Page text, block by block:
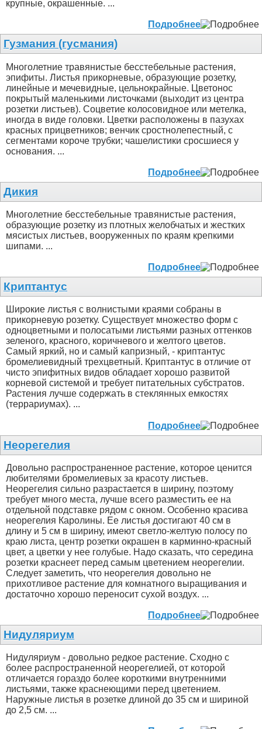
крупные, окрашенные. ...
Подробнее
Гузмания (гусмания)
Многолетние травянистые бесстебельные растения,
эпифиты. Листья прикорневые, образующие розетку,
линейные и мечевидные, цельнокрайные. Цветонос
покрытый маленькими листочками (выходит из центра
розетки листьев). Соцветие колосовидное или метелка,
иногда в виде головки. Цветки расположены в пазухах
красных прицветников; венчик сростнолепестный, с
сегментами короче трубки; чашелистики сросшиеся у
основания. ...
Подробнее
Дикия
Многолетние бесстебельные травянистые растения,
образующие розетку из плотных желобчатых и жестких
мясистых листьев, вооруженных по краям крепкими
шипами. ...
Подробнее
Криптантус
Широкие листья с волнистыми краями собраны в
прикорневую розетку. Существует множество форм с
одноцветными и полосатыми листьями разных оттенков
зеленого, красного, коричневого и желтого цветов.
Самый яркий, но и самый капризный, - криптантус
бромелиевидный трехцветный. Криптантус в отличие от
чисто эпифитных видов обладает хорошо развитой
корневой системой и требует питательных субстратов.
Растения лучше содержать в стеклянных емкостях
(террариумах). ...
Подробнее
Неорегелия
Довольно распространенное растение, которое ценится
любителями бромелиевых за красоту листьев.
Неорегелия сильно разрастается в ширину, поэтому
требует много места, лучше всего разместить ее на
отдельной подставке рядом с окном. Особенно красива
неорегелия Каролины. Ее листья достигают 40 см в
длину и 5 см в ширину, имеют светло-желтую полосу по
краю листа, центр розетки окрашен в карминно-красный
цвет, а цветки у нее голубые. Надо сказать, что середина
розетки краснеет перед самым цветением неорегелии.
Следует заметить, что неорегелия довольно не
прихотливое растение для комнатного выращивания и
достаточно хорошо переносит сухой воздух. ...
Подробнее
Нидуляриум
Нидуляриум - довольно редкое растение. Сходно с
более распространенной неорегелией, от которой
отличается гораздо более короткими внутренними
листьями, также краснеющими перед цветением.
Наружные листья в розетке длиной до 35 см и шириной
до 2,5 см. ...